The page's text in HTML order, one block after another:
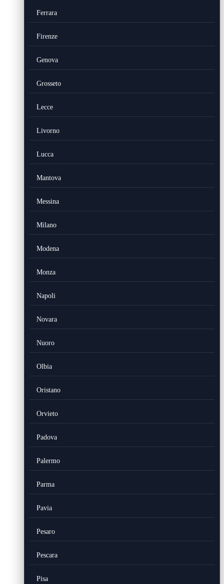
Ferrara
Firenze
Genova
Grosseto
Lecce
Livorno
Lucca
Mantova
Messina
Milano
Modena
Monza
Napoli
Novara
Nuoro
Olbia
Oristano
Orvieto
Padova
Palermo
Parma
Pavia
Pesaro
Pescara
Pisa